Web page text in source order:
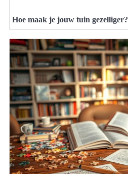
Hoe maak je jouw tuin gezelliger?